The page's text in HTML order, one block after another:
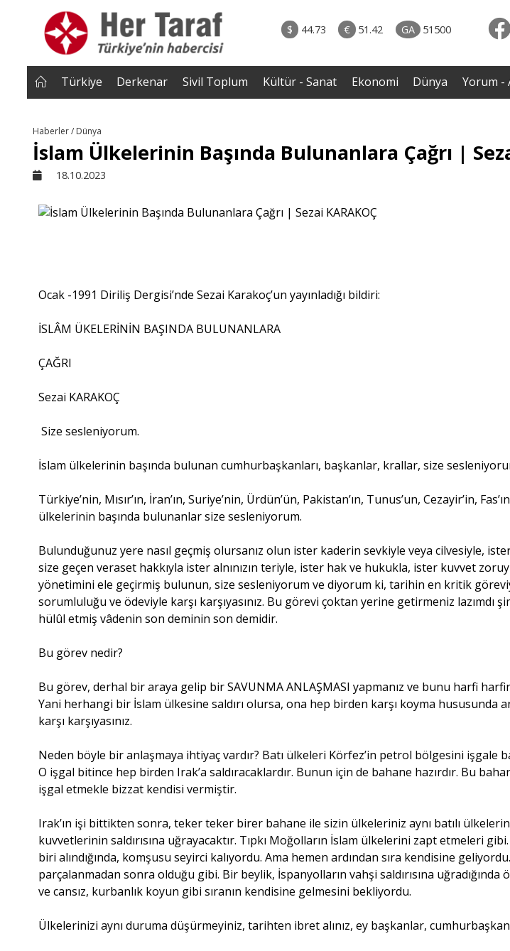
$ 44.73 € 51.42 GA 51500
• Sırbistan’dan Theodor Herzl’in babaannesi ile
dedesine devlet töreni
• Reformlarla
Türkiye Derkenar Sivil Toplum Kültür - Sanat Ekonomi Dünya Yorum -
Haberler / Dünya
İslam Ülkelerinin Başında Bulunanlara Çağrı |
18.10.2023
Ocak -1991 Diriliş Dergisi’nde Sezai Karakoç’un yayınladığı bildiri:
İSLÂM ÜKELERİNİN BAŞINDA BULUNANLARA
ÇAĞRI
Sezai KARAKOÇ
Size sesleniyorum.
İslam ülkelerinin başında bulunan cumhurbaşkanları, başkanlar, krallar, size
Türkiye’nin, Mısır’ın, İran’ın, Suriye’nin, Ürdün’ün, Pakistan’ın, Tunus’un, Cezayir’in,
ülkelerinin başında bulunanlar size sesleniyorum.
Bulunduğunuz yere nasıl geçmiş olursanız olun ister kaderin sevkiyle veya cilvesiyle,
size geçen veraset hakkıyla ister alnınızın teriyle, ister hak ve hukukla, ister kuvvet
yönetimini ele geçirmiş bulunun, size sesleniyorum ve diyorum ki, tarihin en kritik
sorumluluğu ve ödeviyle karşı karşıyasınız. Bu görevi çoktan yerine getirmeniz lazımdı
hülûl etmiş vâdenin son deminin son demidir.
Bu görev nedir?
Bu görev, derhal bir araya gelip bir SAVUNMA ANLAŞMASI yapmanız ve bunu harfi
Yani herhangi bir İslam ülkesine saldırı olursa, ona hep birden karşı koyma hususunda
karşı karşıyasınız.
Neden böyle bir anlaşmaya ihtiyaç vardır? Batı ülkeleri Körfez’in petrol bölgesini işgale
O işgal bitince hep birden Irak’a saldıracaklardır. Bunun için de bahane hazırdır. Bu
işgal etmekle bizzat kendisi vermiştir.
Irak’ın işi bittikten sonra, teker teker birer bahane ile sizin ülkeleriniz aynı batılı
kuvvetlerinin saldırısına uğrayacaktır. Tıpkı Moğolların İslam ülkelerini zapt etmeleri
biri alındığında, komşusu seyirci kalıyordu. Ama hemen ardından sıra kendisine
parçalanmadan sonra olduğu gibi. Bir beylik, İspanyolların vahşi saldırısına
ve cansız, kurbanlık koyun gibi sıranın kendisine gelmesini bekliyordu.
Ülkelerinizi aynı duruma düşürmeyiniz, tarihten ibret alınız, ey başkanlar,